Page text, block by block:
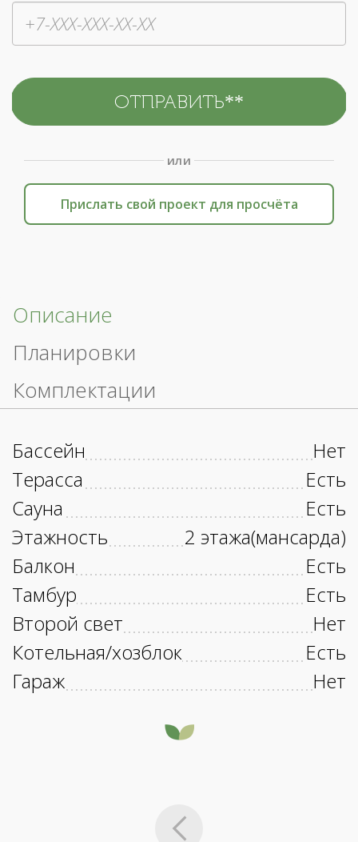
или
Прислать свой проект для просчёта
Описание
Планировки
Комплектации
Бассейн
Нет
Терасса
Есть
Сауна
Есть
Этажность
2 этажа(мансарда)
Балкон
Есть
Тамбур
Есть
Второй свет
Нет
Котельная/хозблок
Есть
Гараж
Нет